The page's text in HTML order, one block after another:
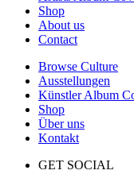
Shop
About us
Contact
Browse Culture
Ausstellungen
Künstler Album
Shop
Über uns
Kontakt
GET SOCIAL